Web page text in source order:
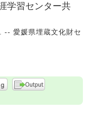
学習センター共
-- 愛媛県埋蔵文化財セ